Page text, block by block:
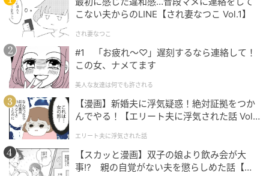
こない夫からのLINE【され妻なつこ Vol.1】
され妻なつこ
#1 「お疲れ〜♡」遅刻するなら連絡して！
この女、ナメてます
美人な友達は何でも許される
【漫画】新婚夫に浮気疑惑！絶対証拠をつか
んでやる！【エリート夫に浮気された話 Vol.
エリート夫に浮気された話
【スカッと漫画】双子の娘より飲み会が大
事!? 親の自覚がない夫を懲らしめた話【第1